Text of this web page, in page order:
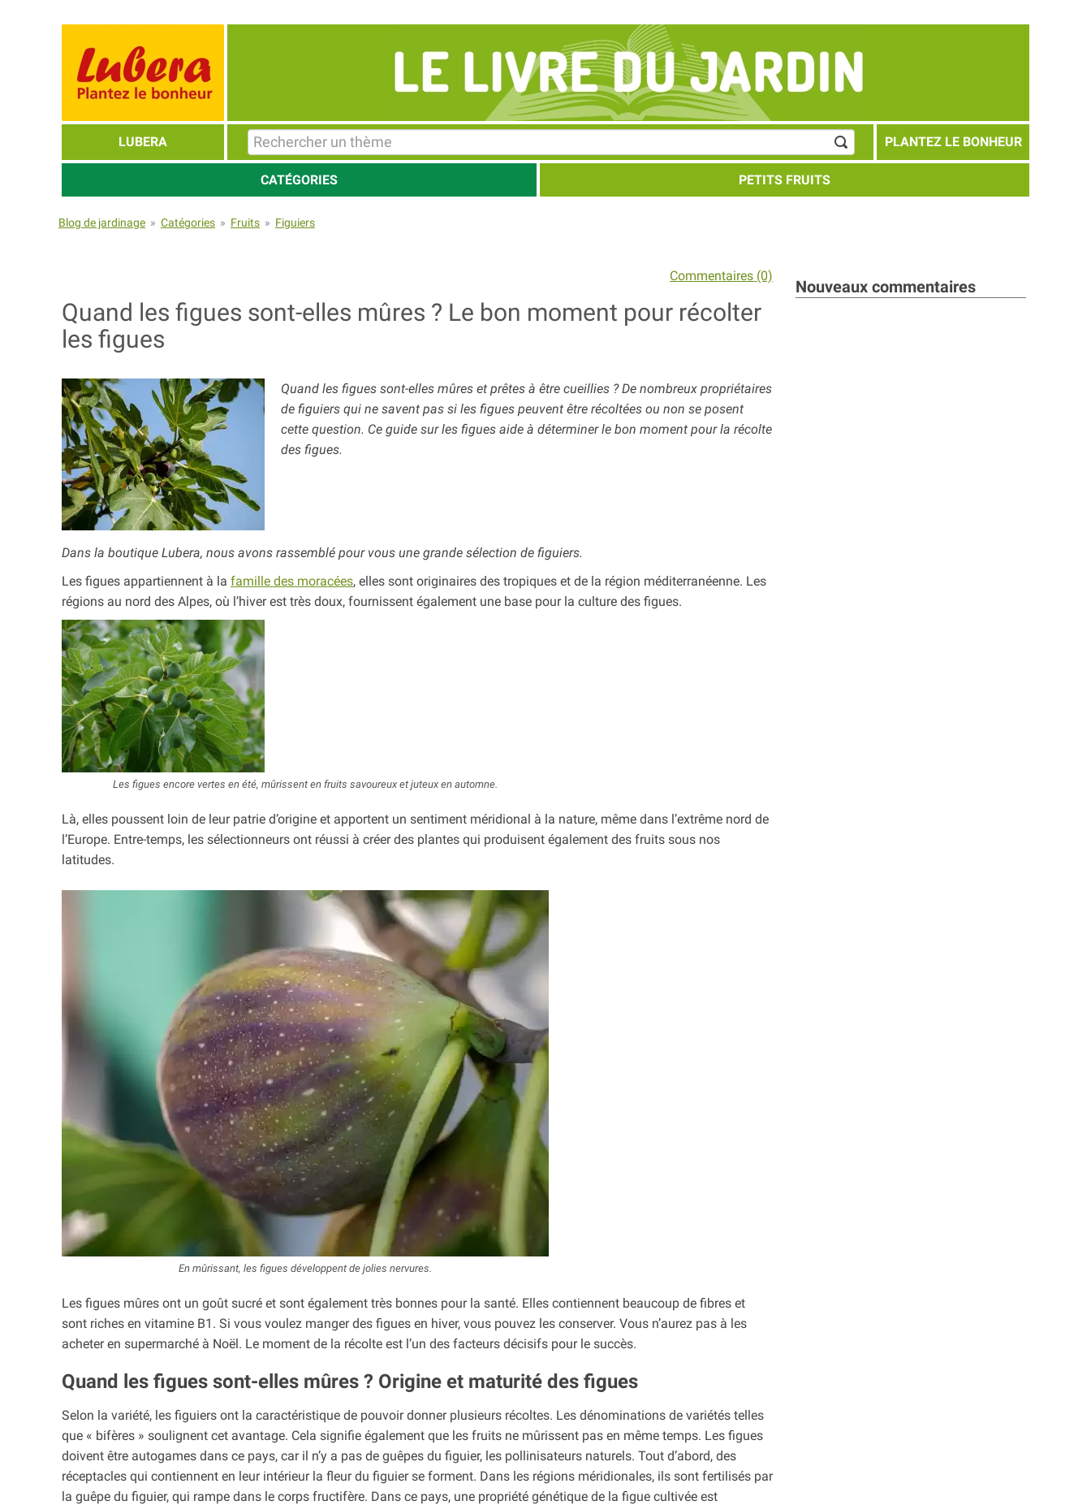
LUBERA PLANTEZ LE BONHEUR
CATÉGORIES PETITS FRUITS
Blog de jardinage » Catégories » Fruits » Figuiers
Nouveaux commentaires
Commentaires (0)
Quand les figues sont-elles mûres ? Le bon moment pour récolter
les figues
Quand les figues sont-elles mûres et prêtes à être cueillies ? De nombreux propriétaires
de figuiers qui ne savent pas si les figues peuvent être récoltées ou non se posent
cette question. Ce guide sur les figues aide à déterminer le bon moment pour la récolte
des figues.
Dans la boutique Lubera, nous avons rassemblé pour vous une grande sélection de figuiers.
Les figues appartiennent à la famille des moracées, elles sont originaires des tropiques et de la région méditerranéenne. Les
régions au nord des Alpes, où l’hiver est très doux, fournissent également une base pour la culture des figues.
Les figues encore vertes en été, mûrissent en fruits savoureux et juteux en automne.
Là, elles poussent loin de leur patrie d’origine et apportent un sentiment méridional à la nature, même dans l’extrême nord de
l’Europe. Entre-temps, les sélectionneurs ont réussi à créer des plantes qui produisent également des fruits sous nos
latitudes.
En mûrissant, les figues développent de jolies nervures.
Les figues mûres ont un goût sucré et sont également très bonnes pour la santé. Elles contiennent beaucoup de fibres et
sont riches en vitamine B1. Si vous voulez manger des figues en hiver, vous pouvez les conserver. Vous n’aurez pas à les
acheter en supermarché à Noël. Le moment de la récolte est l’un des facteurs décisifs pour le succès.
Quand les figues sont-elles mûres ? Origine et maturité des figues
Selon la variété, les figuiers ont la caractéristique de pouvoir donner plusieurs récoltes. Les dénominations de variétés telles
que « bifères » soulignent cet avantage. Cela signifie également que les fruits ne mûrissent pas en même temps. Les figues
doivent être autogames dans ce pays, car il n’y a pas de guêpes du figuier, les pollinisateurs naturels. Tout d’abord, des
réceptacles qui contiennent en leur intérieur la fleur du figuier se forment. Dans les régions méridionales, ils sont fertilisés par
la guêpe du figuier, qui rampe dans le corps fructifère. Dans ce pays, une propriété génétique de la figue cultivée est